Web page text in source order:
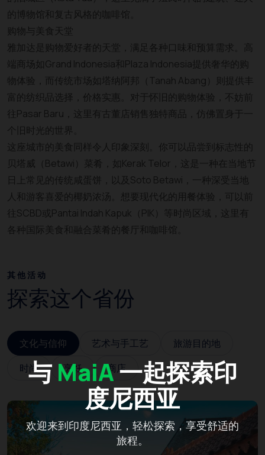
与 MaiA一起探索印
度尼西亚
欢迎来到印度尼西亚，轻松探索，享受舒适的
旅程。
的博物馆和复古风格的咖啡馆。
购物与美食天堂
雅加达是购物爱好者的天堂，满足各种口味和预算需求。高
端商场如Grand Indonesia和Plaza Indonesia提供奢华的购
物体验，而传统市场如塔纳阿邦（Tanah Abang）则提供丰
富的纺织品选择，价格实惠。对于怀旧的购物体验，不妨前
往Pasar Baru，这里有古董店销售独特商品，仿佛置身于一
个旧时光的世界。
这座城市的美食同样令人印象深刻。你可以品尝到标志性的
贝塔威（Betawi）菜肴，如Kerak Telor，这是一种在当地节
日上常见的传统咸蛋饼，以及Soto Betawi，一种深受当地
人和游客喜爱的椰奶浓汤。想要现代化的用餐体验，可以前
往SCBD或Pantai Indah Kapuk（PIK）等时尚区域，这里有
各种国际美食和融合菜肴的餐厅和咖啡馆。
其他活动
探索这个省份
文化与信仰 艺术与手工艺
旅游目的地
时尚
烹饪 商店